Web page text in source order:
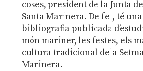
coses, president de la Junta
Santa Marinera. De fet, té
bibliografia publicada
món mariner, les festes, els
cultura tradicional dela
Marinera.